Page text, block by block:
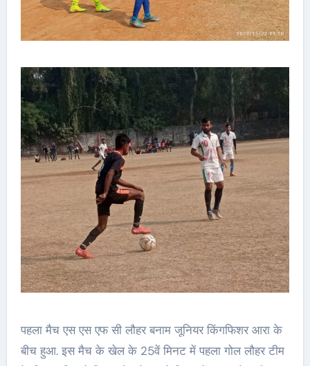
पहला मैच एस एस एफ सी लौहर बनाम जूनियर किंगफिशर आरा के
बीच हुआ. इस मैच के खेल के 25वें मिनट में पहला गोल लौहर टीम